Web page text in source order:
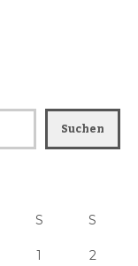
Suchen
S S
1 2